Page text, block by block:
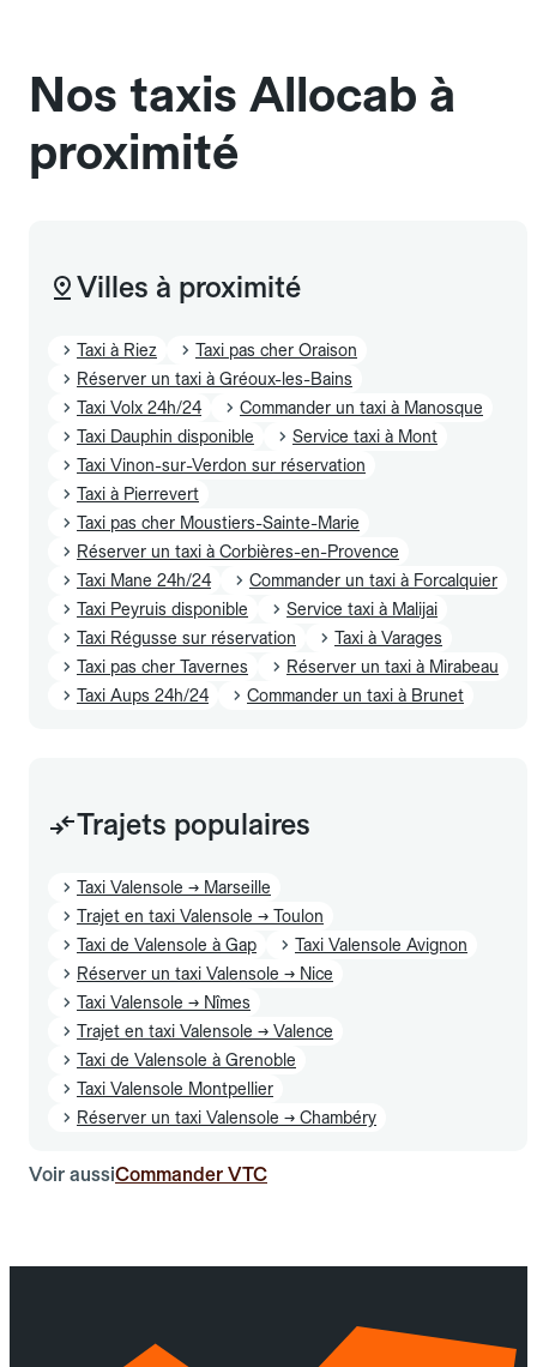
Nos taxis Allocab à
proximité
Villes à proximité
Taxi à Riez
Taxi pas cher Oraison
Réserver un taxi à Gréoux-les-Bains
Taxi Volx 24h/24
Commander un taxi à Manosque
Taxi Dauphin disponible
Service taxi à Mont
Taxi Vinon-sur-Verdon sur réservation
Taxi à Pierrevert
Taxi pas cher Moustiers-Sainte-Marie
Réserver un taxi à Corbières-en-Provence
Taxi Mane 24h/24
Commander un taxi à Forcalquier
Taxi Peyruis disponible
Service taxi à Malijai
Taxi Régusse sur réservation
Taxi à Varages
Taxi pas cher Tavernes
Réserver un taxi à Mirabeau
Taxi Aups 24h/24
Commander un taxi à Brunet
Trajets populaires
Taxi Valensole → Marseille
Trajet en taxi Valensole → Toulon
Taxi de Valensole à Gap
Taxi Valensole Avignon
Réserver un taxi Valensole → Nice
Taxi Valensole → Nîmes
Trajet en taxi Valensole → Valence
Taxi de Valensole à Grenoble
Taxi Valensole Montpellier
Réserver un taxi Valensole → Chambéry
Voir aussiCommander VTC